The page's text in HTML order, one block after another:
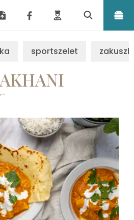
sportszelet